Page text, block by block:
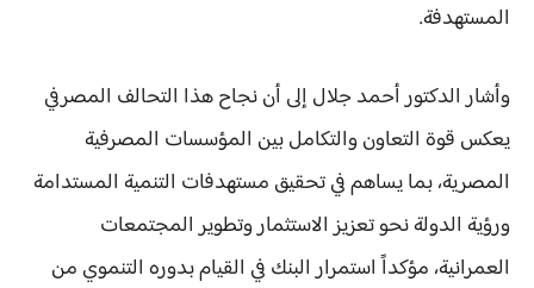
المستهدفة.
وأشار الدكتور أحمد جلال إلى أن نجاح هذا التحالف المصرفي
يعكس قوة التعاون والتكامل بين المؤسسات المصرفية
المصرية، بما يساهم في تحقيق مستهدفات التنمية المستدامة
ورؤية الدولة نحو تعزيز الاستثمار وتطوير المجتمعات
العمرانية، مؤكداً استمرار البنك في القيام بدوره التنموي من